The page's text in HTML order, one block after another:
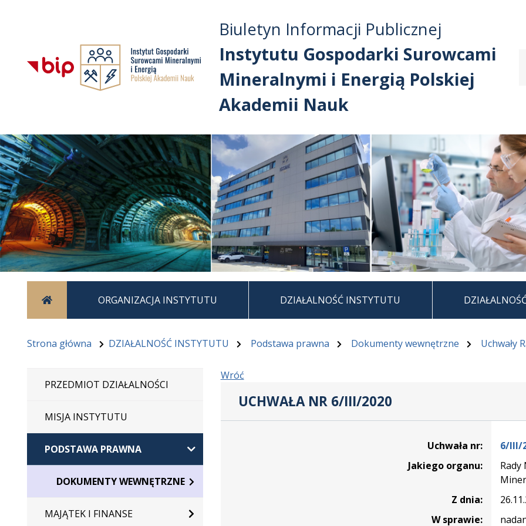
Przejdź do
głównego menu
Przejdź do treści
Przejdź do mapy
serwisu
Biuletyn Informacji Publicznej
Instytutu Gospodarki Surowcami
Mineralnymi i Energią Polskiej
Akademii Nauk
Strona głównaORGANIZACJA INSTYTUTU DZIAŁALNOŚĆ INSTYTUTU
Strona główna DZIAŁALNOŚĆ INSTYTUTU Podstawa prawna Dokumenty wewnętrzne Uchwały
PRZEDMIOT DZIAŁALNOŚCI
MISJA INSTYTUTU
PODSTAWA PRAWNA
DOKUMENTY WEWNĘTRZNE
MAJĄTEK I FINANSE
Wróć
UCHWAŁA NR 6/III/2020
Uchwała nr:
6/III/
Jakiego organu:
Z dnia:
W sprawie: